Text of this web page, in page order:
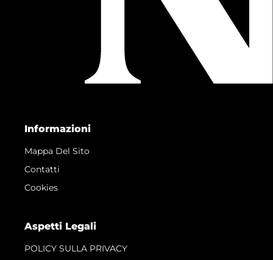
Informazioni
Mappa Del Sito
Contatti
Cookies
Aspetti Legali
POLICY SULLA PRIVACY